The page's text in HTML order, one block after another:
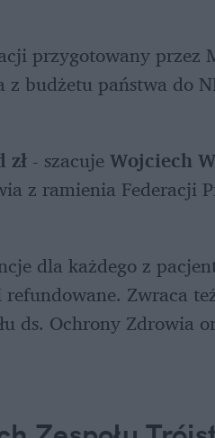
przygotowany przez
budżetu państwa do
zł - szacuje Wojciech
z ramienia Federacji
dla każdego z
Zwraca
ds. Ochrony Zdrowia